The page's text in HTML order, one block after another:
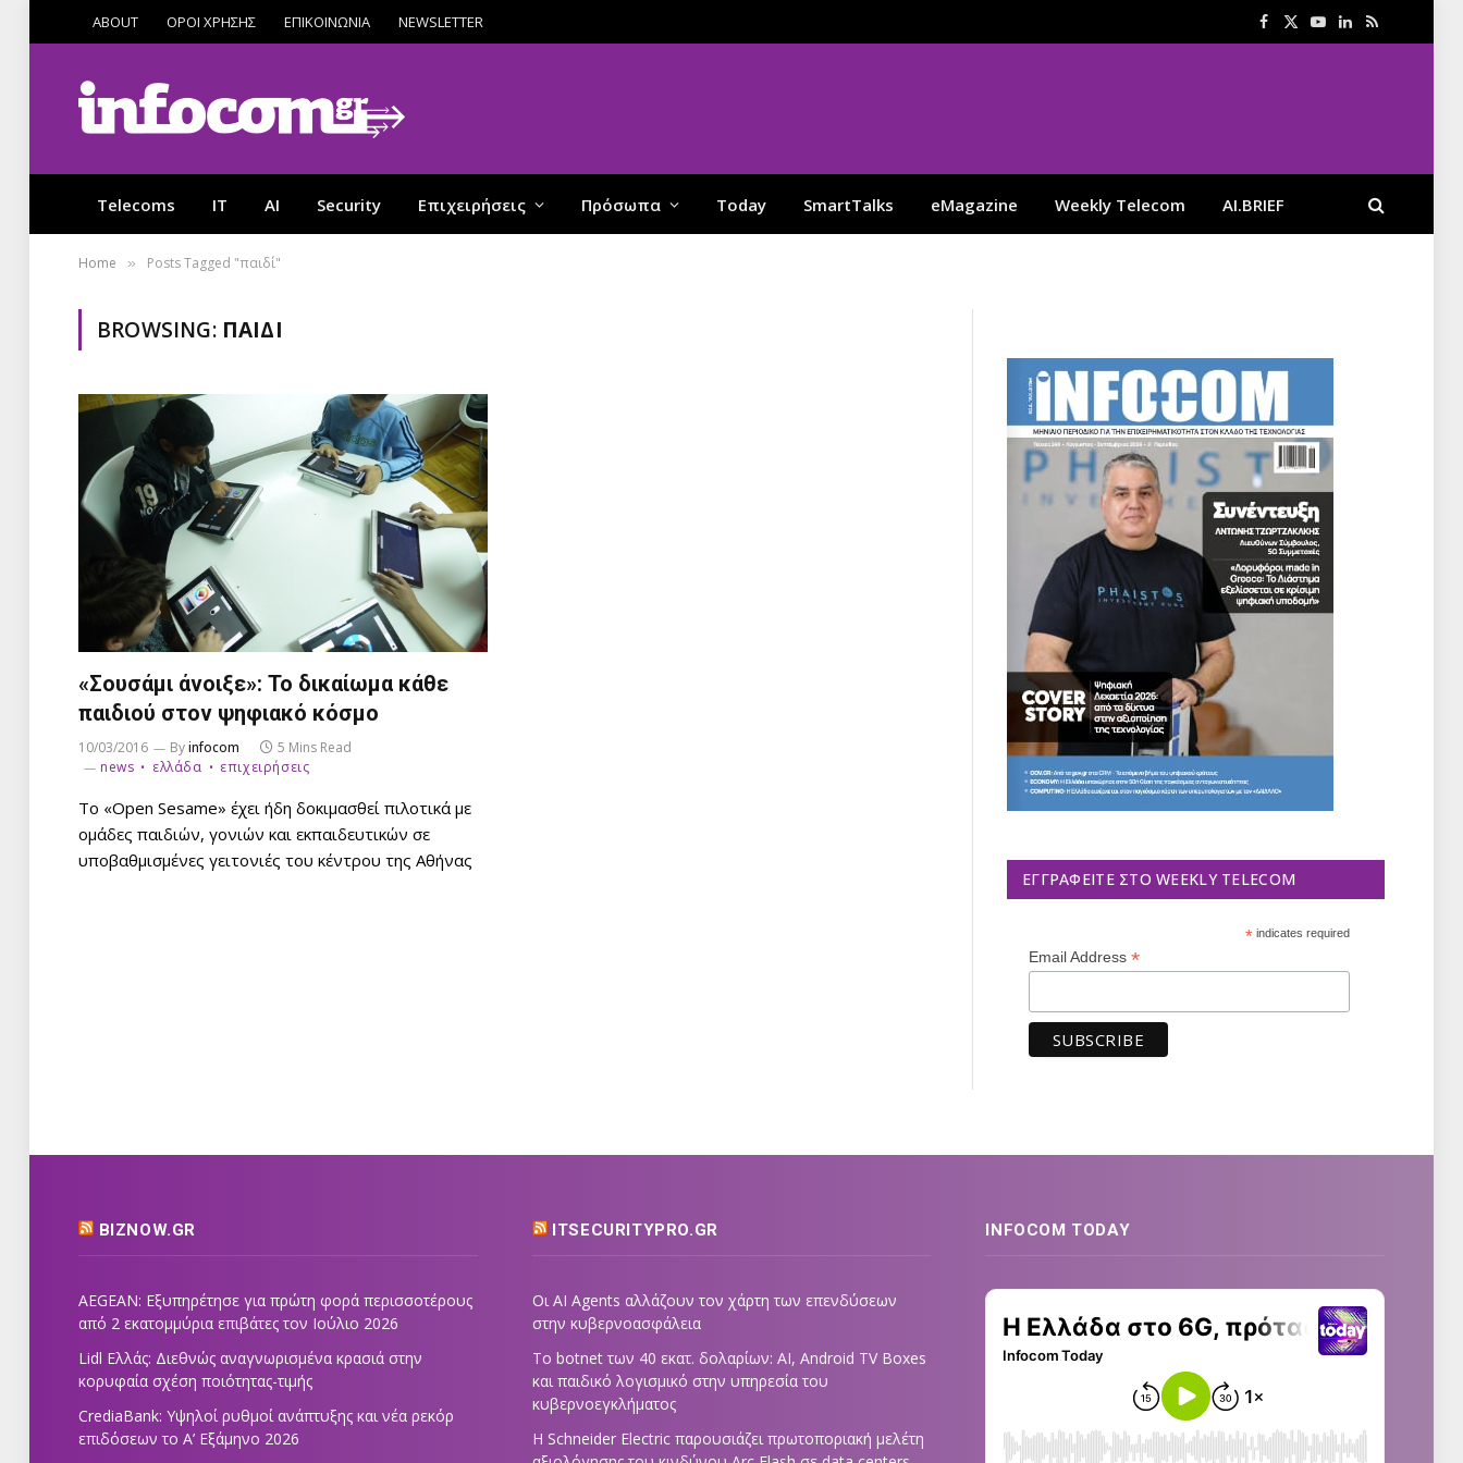
ABOUT ΟΡΟΙ ΧΡΗΣΗΣ ΕΠΙΚΟΙΝΩΝΙΑ NEWSLETTER Facebook
X
YouTube
LinkedIn
RSS
Telecoms IT AI Security Επιχειρήσεις Πρόσωπα Today SmartTalks eMagazine Weekly Telecom AI.BRIEF
Home » Posts Tagged "παιδί"
BROWSING: ΠΑΙΔΊ
«Σουσάμι άνοιξε»: Το δικαίωμα κάθε
παιδιού στον ψηφιακό κόσμο
10/03/2016 Byinfocom
5 Mins Read
news
ελλάδα επιχειρήσεις
Το «Open Sesame» έχει ήδη δοκιμασθεί πιλοτικά με
ομάδες παιδιών, γονιών και εκπαιδευτικών σε
υποβαθμισμένες γειτονιές του κέντρου της Αθήνας
ΕΓΓΡΑΦΕΊΤΕ ΣΤΟ WEEKLY TELECOM
*indicates required
Email Address *
BIZNOW.GR
AEGEAN: Εξυπηρέτησε για πρώτη φορά περισσοτέρους
από 2 εκατομμύρια επιβάτες τον Ιούλιο 2026
Lidl Ελλάς: Διεθνώς αναγνωρισμένα κρασιά στην
κορυφαία σχέση ποιότητας-τιμής
CrediaBank: Υψηλοί ρυθμοί ανάπτυξης και νέα ρεκόρ
επιδόσεων το Α’ Εξάμηνο 2026
ITSECURITYPRO.GR
Οι AI Agents αλλάζουν τον χάρτη των επενδύσεων
στην κυβερνοασφάλεια
Το botnet των 40 εκατ. δολαρίων: AI, Android TV Boxes
και παιδικό λογισμικό στην υπηρεσία του
κυβερνοεγκλήματος
Η Schneider Electric παρουσιάζει πρωτοποριακή μελέτη
INFOCOM TODAY